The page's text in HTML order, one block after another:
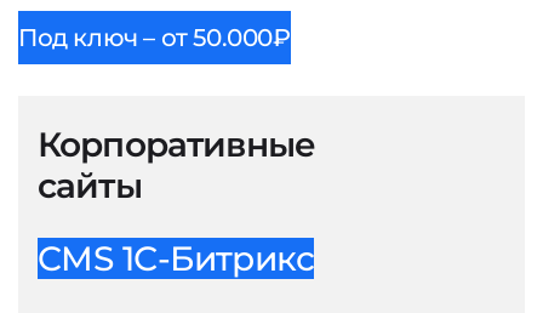
Под ключ – от 50.000₽
Корпоративные
сайты
CMS 1С-Битрикс